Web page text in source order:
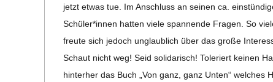
S
C
jetzt etwas tue. Im Anschluss an sei­nen ca.
Schüler*innen hat­ten viele span­nende Fra­gen. So
freute sich jedoch unglaub­lich über das große
Schaut nicht weg! Seid soli­da­risch! Tole­riert kei­nen
hin­ter­her das Buch „Von ganz, ganz Unten“